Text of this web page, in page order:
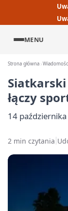
MENU
Strona główna
Siatkarski
łączy
14
2 min czytania